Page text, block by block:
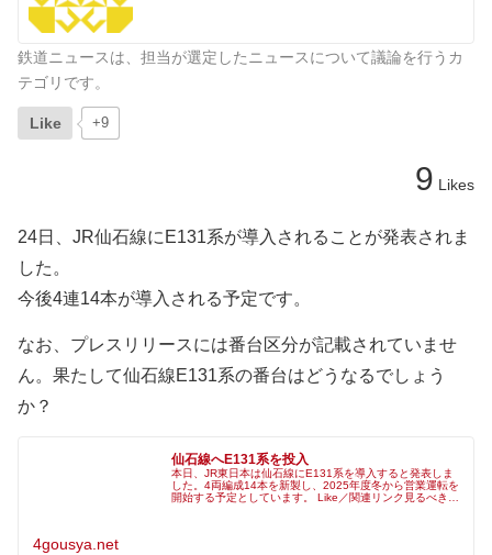
鉄道ニュースは、担当が選定したニュースについて議論を行うカ
テゴリです。
Like +9
9 Likes
24日、JR仙石線にE131系が導入されることが発表されま
した。
今後4連14本が導入される予定です。
なお、プレスリリースには番台区分が記載されていませ
ん。果たして仙石線E131系の番台はどうなるでしょう
か？
仙石線へE131系を投入
本日、JR東日本は仙石線にE131系を導入すると発表しま
した。4両編成14本を新製し、2025年度冬から営業運転を
開始する予定としています。 Like／関連リンク見るべきと
4gousya.net